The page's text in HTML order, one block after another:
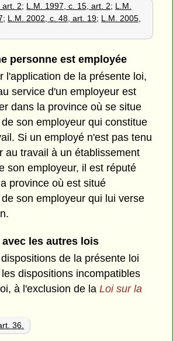
art. 2; L.M. 1997, c. 15, art. 2; L.M.
; L.M. 2002, c. 48, art. 19; L.M. 2005,
personne est employée
l'application de la présente loi,
service d'un employeur est
dans la province où se situe
son employeur qui constitue
Si un employé n'est pas tenu
au travail à un établissement
son employeur, il est réputé
province où est situé
son employeur qui lui verse
les autres lois
de la présente loi
les dispositions incompatibles
à l'exclusion de laLoi sur la
36.